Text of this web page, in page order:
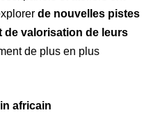
de nouvelles pistes
de valorisation de leurs
de plus en plus
africain